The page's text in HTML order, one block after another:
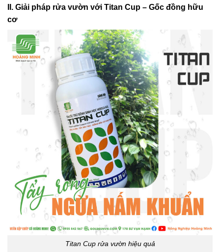
II. Giải pháp rửa vườn với Titan Cup – Gốc đồng hữu
cơ
Titan Cup rửa vườn hiệu quả